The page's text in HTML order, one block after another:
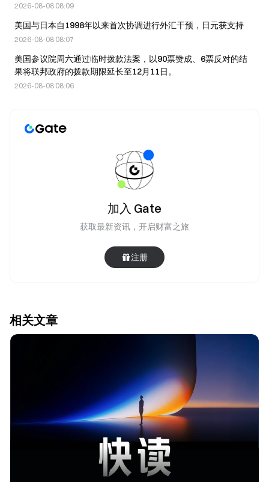
2026-08-08 08:09
美国与日本自1998年以来首次协调进行外汇干预，日元获支持
2026-08-08 08:07
美国参议院周六通过临时拨款法案，以90票赞成、6票反对的结
果将联邦政府的拨款期限延长至12月11日。
2026-08-08 08:06
加入 Gate
获取最新资讯，开启财富之旅
注册
相关文章